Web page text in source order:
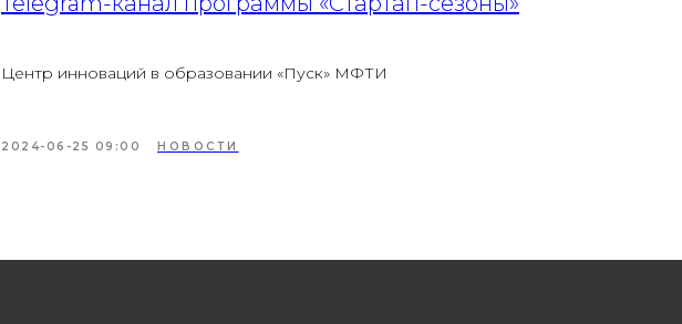
Центр инноваций в образовании «Пуск» МФТИ
2024-06-25 09:00 НОВОСТИ